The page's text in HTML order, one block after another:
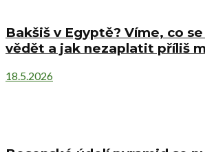
Bakšiš v Egyptě? Víme, co
vědět a jak nezaplatit příliš
18.5.2026